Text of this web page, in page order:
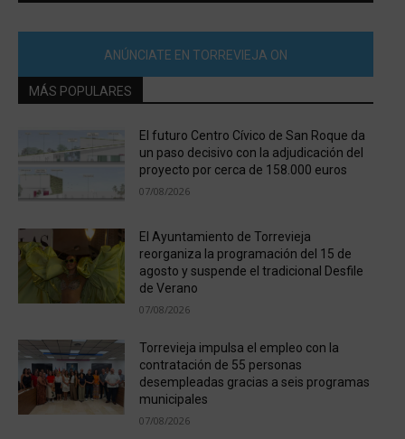
ANÚNCIATE EN TORREVIEJA ON
MÁS POPULARES
El futuro Centro Cívico de San Roque da
un paso decisivo con la adjudicación del
proyecto por cerca de 158.000 euros
07/08/2026
El Ayuntamiento de Torrevieja
reorganiza la programación del 15 de
agosto y suspende el tradicional Desfile
de Verano
07/08/2026
Torrevieja impulsa el empleo con la
contratación de 55 personas
desempleadas gracias a seis programas
municipales
07/08/2026